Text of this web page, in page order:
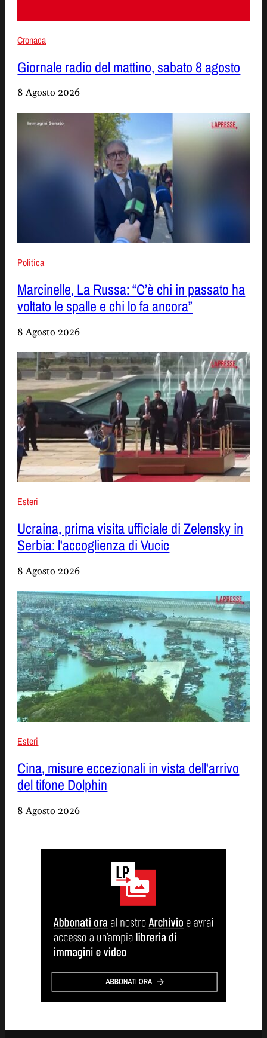
Cronaca
Giornale radio del mattino, sabato 8 agosto
8 Agosto 2026
Politica
Marcinelle, La Russa: “C’è chi in passato ha
voltato le spalle e chi lo fa ancora”
8 Agosto 2026
Esteri
Ucraina, prima visita ufficiale di Zelensky in
Serbia: l'accoglienza di Vucic
8 Agosto 2026
Esteri
Cina, misure eccezionali in vista dell'arrivo
del tifone Dolphin
8 Agosto 2026